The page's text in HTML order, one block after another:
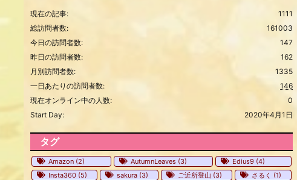
1111
現在の記事:
161003
総訪問者数:
147
今日の訪問者数:
162
昨日の訪問者数:
1335
月別訪問者数:
146
一日あたりの訪問者数:
0
現在オンライン中の人数:
2020年4月1日
Start Day:
タグ
Amazon (2) AutumnLeaves(3) Edius9 (4)
Insta360 (5) sakura (3) ご近所登山 (3) さるく (1)